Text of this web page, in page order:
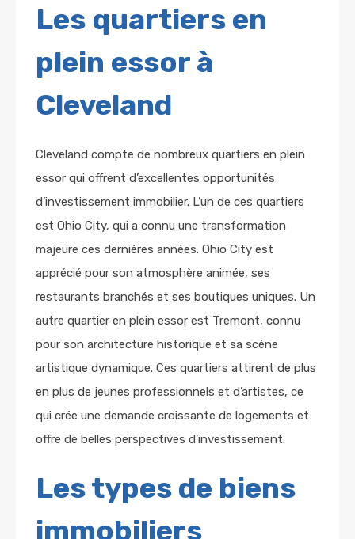
Les quartiers en
plein essor à
Cleveland
Cleveland compte de nombreux quartiers en plein
essor qui offrent d’excellentes opportunités
d’investissement immobilier. L’un de ces quartiers
est Ohio City, qui a connu une transformation
majeure ces dernières années. Ohio City est
apprécié pour son atmosphère animée, ses
restaurants branchés et ses boutiques uniques. Un
autre quartier en plein essor est Tremont, connu
pour son architecture historique et sa scène
artistique dynamique. Ces quartiers attirent de plus
en plus de jeunes professionnels et d’artistes, ce
qui crée une demande croissante de logements et
offre de belles perspectives d’investissement.
Les types de biens
immobiliers